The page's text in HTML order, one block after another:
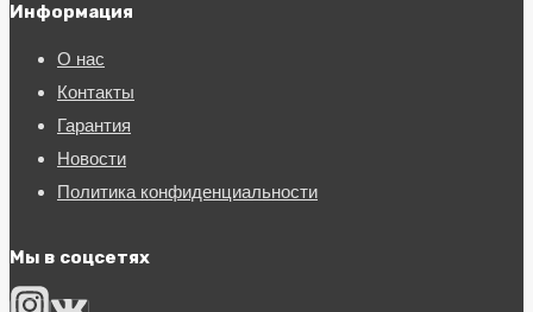
Информация
О нас
Контакты
Гарантия
Новости
Политика конфиденциальности
Мы в соцсетях